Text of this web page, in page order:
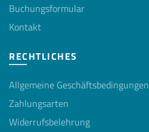
Buchungsformular
Kontakt
RECHTLICHES
Allgemeine Geschäftsbedingungen
Zahlungsarten
Widerrufsbelehrung